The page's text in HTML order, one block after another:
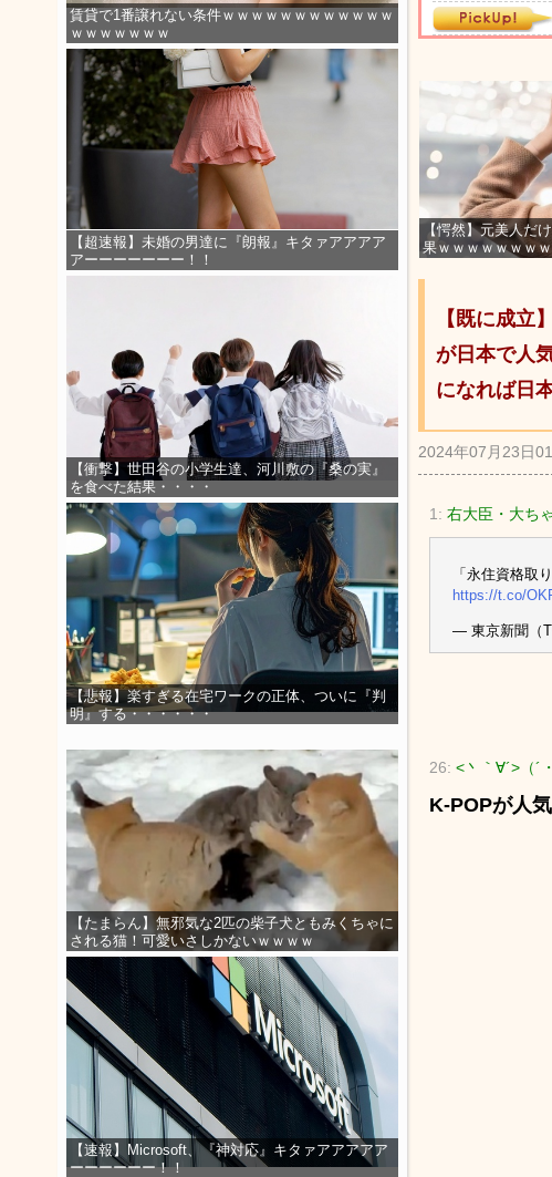
賃貸で1番譲れない条件ｗｗｗｗｗｗｗｗｗｗｗｗ
ｗｗｗｗｗｗｗ
【超速報】未婚の男達に『朗報』キタァアアアア
アーーーーーーー！！
【衝撃】世田谷の小学生達、河川敷の『桑の実』
を食べた結果・・・・
【悲報】楽すぎる在宅ワークの正体、ついに『判
明』する・・・・・・
【たまらん】無邪気な2匹の柴子犬ともみくちゃに
される猫！可愛いさしかないｗｗｗｗ
【速報】Microsoft、『神対応』キタァアアアアア
ーーーーーー！！
【愕然】元美人だ
果ｗｗｗｗｗｗｗ
【既に成立
が日本で人
になれば日
2024年07月23日
1: 右大臣・大ち
「永住資格取
https://t.co/
— 東京新聞（
26: <丶｀∀´>（
K-POPが人